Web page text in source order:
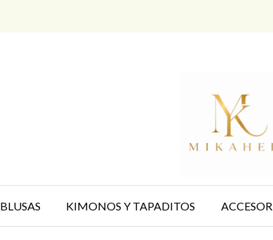
BLUSAS KIMONOS Y TAPADITOS